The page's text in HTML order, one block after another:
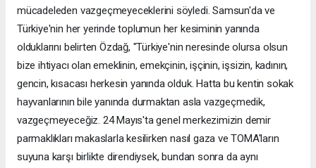
mücadeleden vazgeçmeyeceklerini söyledi. Samsun'da ve
Türkiye'nin her yerinde toplumun her kesiminin yanında
olduklarını belirten Özdağ, "Türkiye'nin neresinde olursa olsun
bize ihtiyacı olan emeklinin, emekçinin, işçinin, işsizin, kadının,
gencin, kısacası herkesin yanında olduk. Hatta bu kentin sokak
hayvanlarının bile yanında durmaktan asla vazgeçmedik,
vazgeçmeyeceğiz. 24 Mayıs'ta genel merkezimizin demir
parmaklıkları makaslarla kesilirken nasıl gaza ve TOMA'ların
suyuna karşı birlikte direndiysek, bundan sonra da aynı